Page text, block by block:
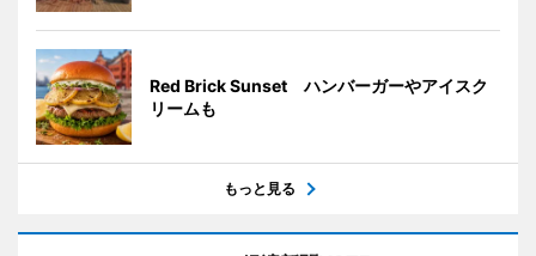
Red Brick Sunset ハンバーガーやアイスク
リームも
もっと見る